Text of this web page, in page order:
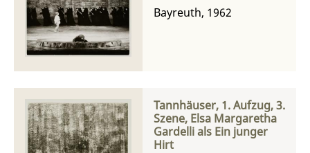
Bayreuth, 1962
Tannhäuser, 1. Aufzug, 3.
Szene, Elsa Margaretha
Gardelli als Ein junger
Hirt